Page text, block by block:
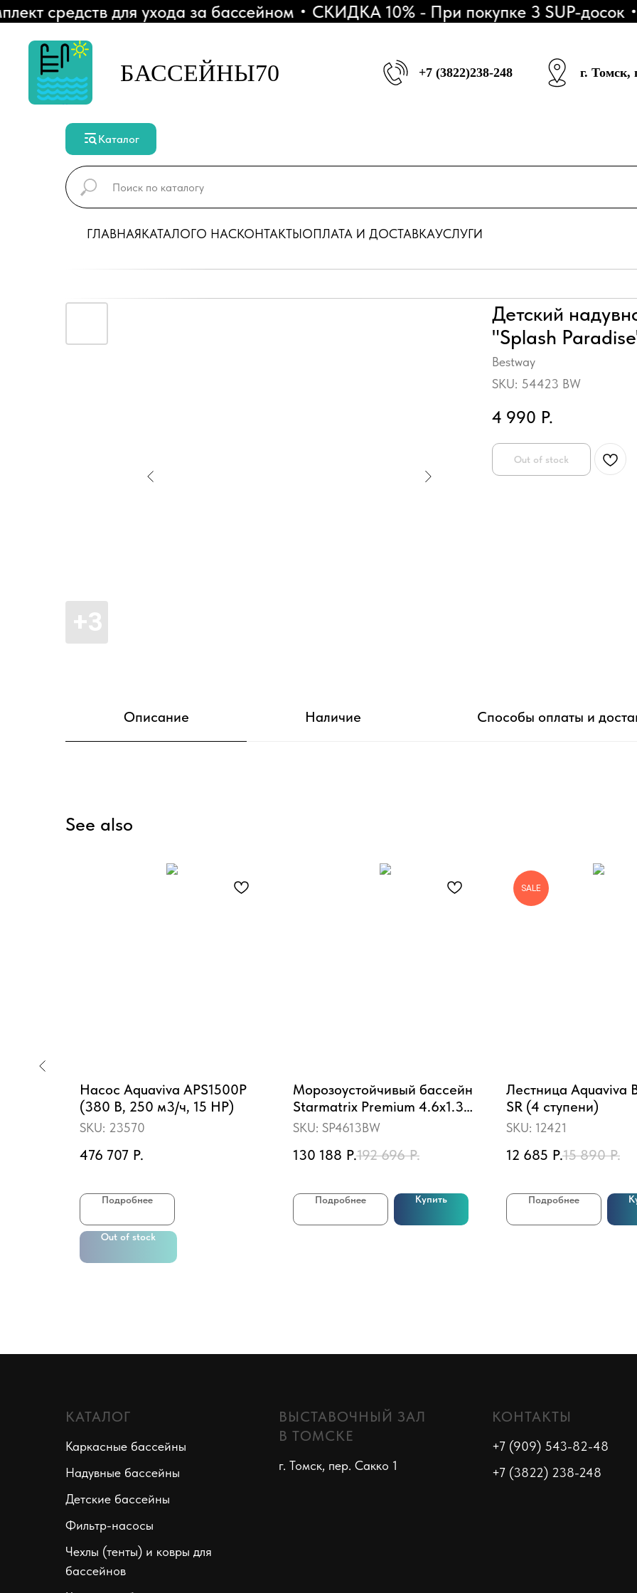
средств для ухода за бассейном СКИДКА 10% - При покупке 3 SUP-досок
БАССЕЙНЫ70 +7 (3822)238-248 г. Томск,
Каталог
ГЛАВНАЯКАТАЛОГО НАСКОНТАКТЫОПЛАТА И ДОСТАВКАУСЛУГИ
Детский
"Splash
Bestway
SKU: 54423 BW
4 990 Р.
Out of stock
Описание Наличие Способы оплаты и
See also
Насос Aquaviva APS1500P
(380 В, 250 м3/ч, 15 HP)
SKU: 23570
476 707 Р.
Подробнее
Out of stock
Морозоустойчивый бассейн
Starmatrix Premium 4.6x1.3
(дерево)
SKU: SP4613BW
130 188 Р.192 696 Р.
Подробнее Купить
SALE
Лестница Aquaviva
SR (4 ступени)
SKU: 12421
12 685 Р.15 890 Р.
Подробнее
КАТАЛОГ
Каркасные бассейны
Надувные бассейны
Детские бассейны
Фильтр-насосы
Чехлы (тенты) и ковры для
бассейнов
ВЫСТАВОЧНЫЙ ЗАЛ
В ТОМСКЕ
г. Томск, пер. Сакко 1
КОНТАКТЫ
+7 (909) 543-82-48
+7 (3822) 238-248